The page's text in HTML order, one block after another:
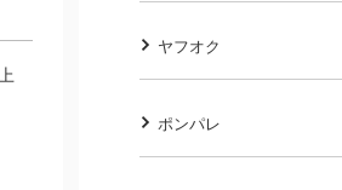
ヤフオク
ポンパレ